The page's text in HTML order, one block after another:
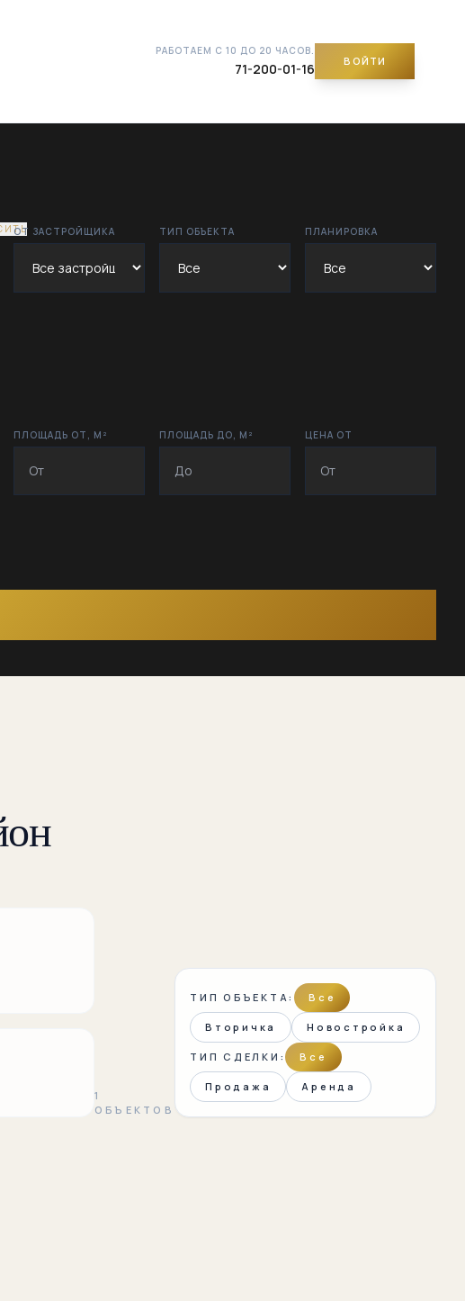
РАБОТАЕМ С 10 ДО 20 ЧАСОВ.
71-200-01-16 ВОЙТИ
ОТ ЗАСТРОЙЩИКА ТИП ОБЪЕКТА ПЛАНИРОВКА
ПЛОЩАДЬ ОТ, М² ПЛОЩАДЬ ДО, М² ЦЕНА ОТ
1
ОБЪЕКТОВ
ТИП ОБЪЕКТА: Все
Вторичка Новостройка
ТИП СДЕЛКИ: Все
Продажа Аренда